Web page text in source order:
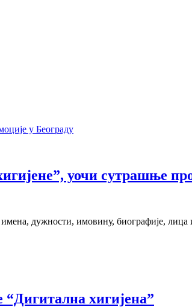
уочи сутрашње
дужности, имовину, биографије,
хигијена”